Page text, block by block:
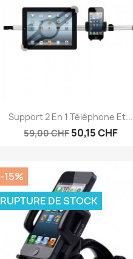
Aperçu rapide
Support 2 En 1 Téléphone Et...
59,00 CHF50,15 CHF
-15%
RUPTURE DE STOCK